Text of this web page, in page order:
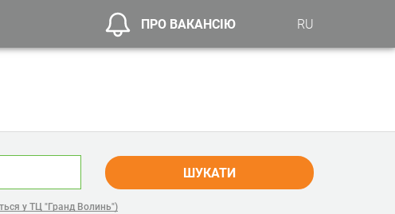
ПРО ВАКАНСІЮ RU
ШУКАТИ
у ТЦ "Гранд Волинь")